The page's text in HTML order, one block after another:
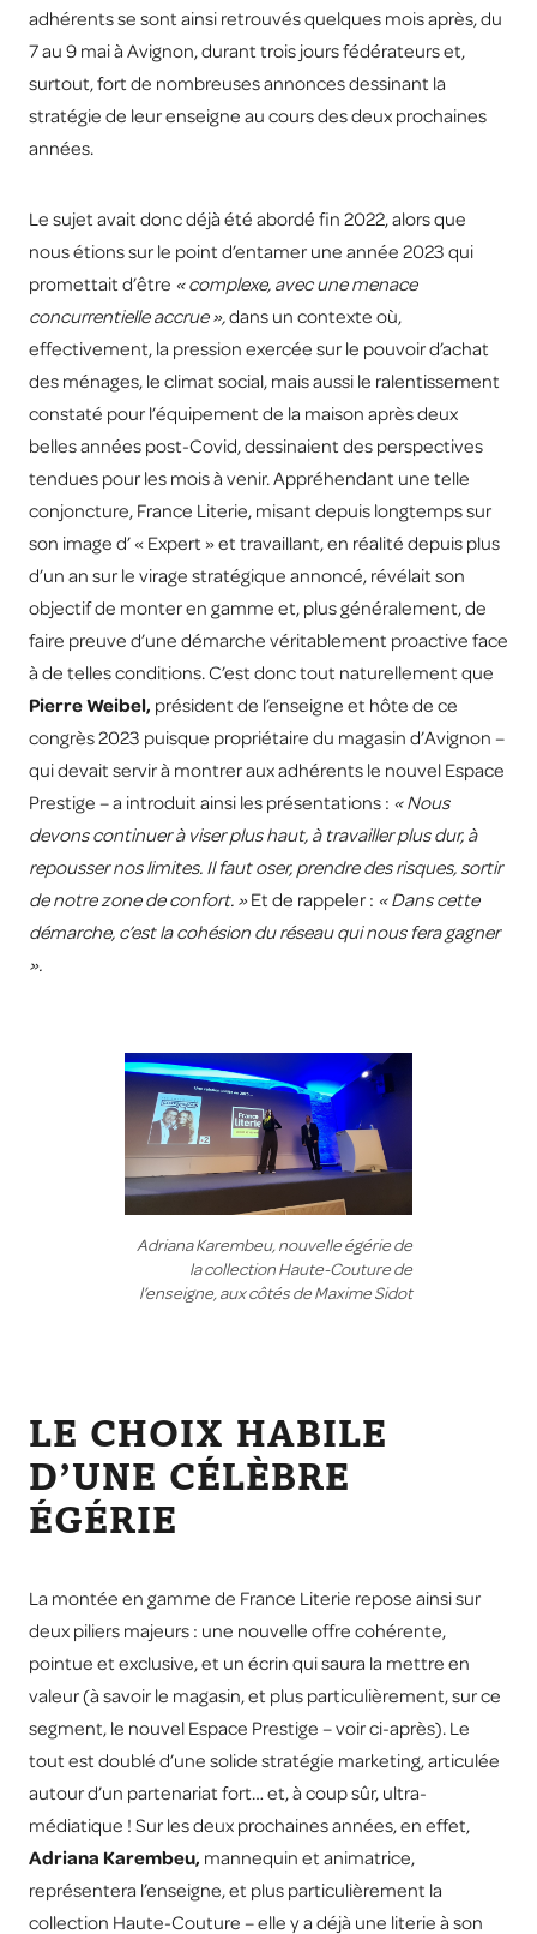
adhérents se sont ainsi retrouvés quelques mois après, du
7 au 9 mai à Avignon, durant trois jours fédérateurs et,
surtout, fort de nombreuses annonces dessinant la
stratégie de leur enseigne au cours des deux prochaines
années.
Le sujet avait donc déjà été abordé fin 2022, alors que
nous étions sur le point d’entamer une année 2023 qui
promettait d’être « complexe, avec une menace
concurrentielle accrue »,dans un contexte où,
effectivement, la pression exercée sur le pouvoir d’achat
des ménages, le climat social, mais aussi le ralentissement
constaté pour l’équipement de la maison après deux
belles années post-Covid, dessinaient des perspectives
tendues pour les mois à venir. Appréhendant une telle
conjoncture, France Literie, misant depuis longtemps sur
son image d’ « Expert » et travaillant, en réalité depuis plus
d’un an sur le virage stratégique annoncé, révélait son
objectif de monter en gamme et, plus généralement, de
faire preuve d’une démarche véritablement proactive face
à de telles conditions. C’est donc tout naturellement que
Pierre Weibel, président de l’enseigne et hôte de ce
congrès 2023 puisque propriétaire du magasin d’Avignon –
qui devait servir à montrer aux adhérents le nouvel Espace
Prestige – a introduit ainsi les présentations : « Nous
devons continuer à viser plus haut, à travailler plus dur, à
repousser nos limites. Il faut oser, prendre des risques, sortir
de notre zone de confort. » Et de rappeler : « Dans cette
démarche, c’est la cohésion du réseau qui nous fera gagner
».
Adriana Karembeu, nouvelle égérie de
la collection Haute-Couture de
l’enseigne, aux côtés de Maxime Sidot
LE CHOIX HABILE
D’UNE CÉLÈBRE
ÉGÉRIE
La montée en gamme de France Literie repose ainsi sur
deux piliers majeurs : une nouvelle offre cohérente,
pointue et exclusive, et un écrin qui saura la mettre en
valeur (à savoir le magasin, et plus particulièrement, sur ce
segment, le nouvel Espace Prestige – voir ci-après). Le
tout est doublé d’une solide stratégie marketing, articulée
autour d’un partenariat fort… et, à coup sûr, ultra-
médiatique ! Sur les deux prochaines années, en effet,
Adriana Karembeu, mannequin et animatrice,
représentera l’enseigne, et plus particulièrement la
collection Haute-Couture – elle y a déjà une literie à son